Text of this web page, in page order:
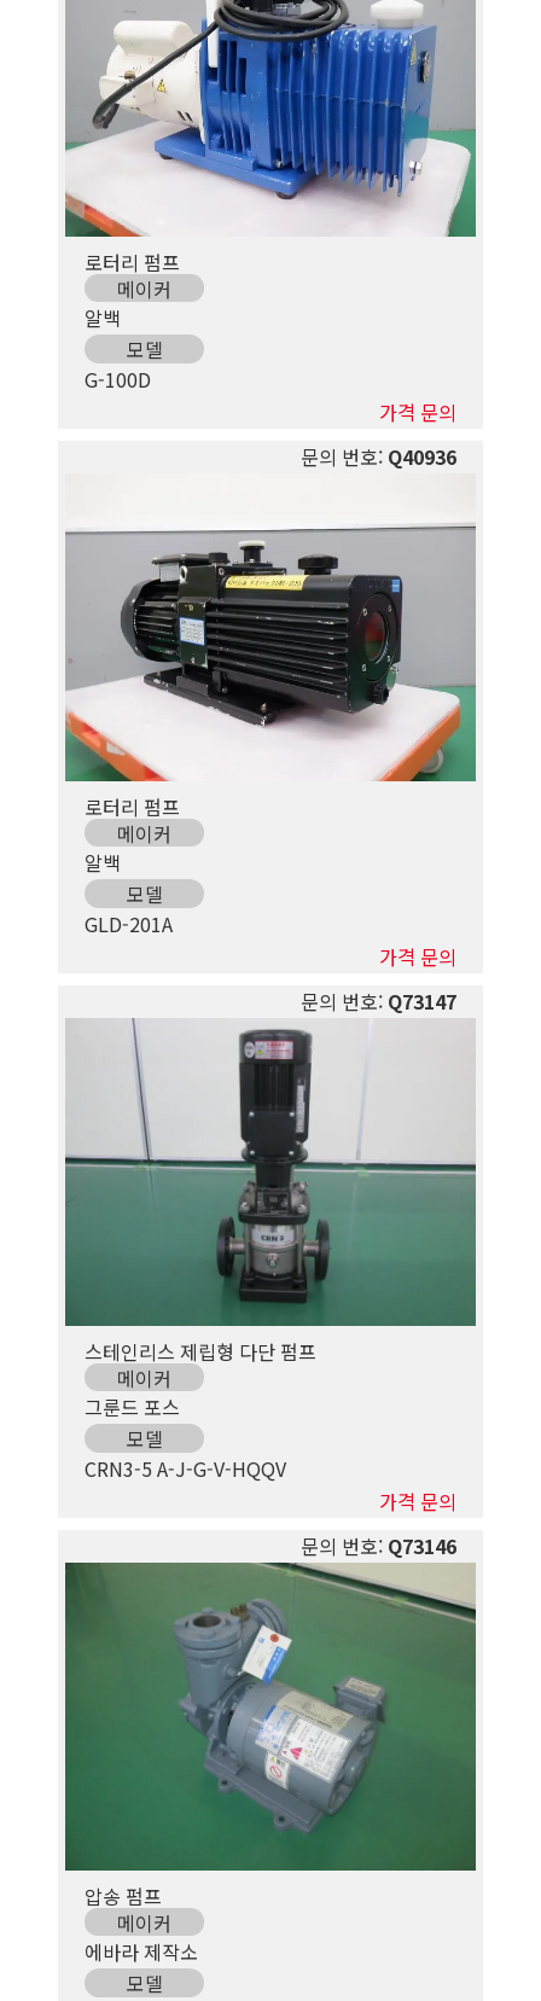
로터리 펌프
메이커
알백
모델
G-100D
가격 문의
문의 번호:Q40936
로터리 펌프
메이커
알백
모델
GLD-201A
가격 문의
문의 번호:Q73147
스테인리스 제립형 다단 펌프
메이커
그룬드 포스
모델
CRN3-5 A-J-G-V-HQQV
가격 문의
문의 번호:Q73146
압송 펌프
메이커
에바라 제작소
모델